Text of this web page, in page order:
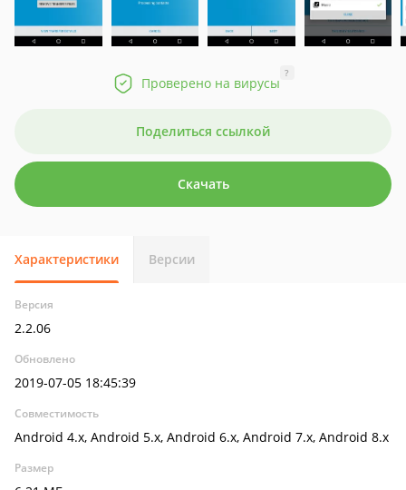
Проверено на вирусы
?
Поделиться ссылкой
Скачать
Характеристики Версии
Версия
2.2.06
Обновлено
2019-07-05 18:45:39
Совместимость
Android 4.x, Android 5.x, Android 6.x, Android 7.x, Android 8.x
Размер